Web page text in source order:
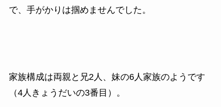
で、手がかりは掴めませんでした。
家族構成は両親と兄2人、妹の6人家族のようです
（4人きょうだいの3番目）。